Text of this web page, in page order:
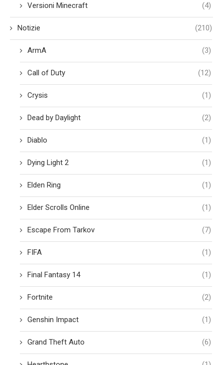
Versioni Minecraft (4)
Notizie (210)
ArmA (3)
Call of Duty (12)
Crysis (1)
Dead by Daylight (2)
Diablo (1)
Dying Light 2 (1)
Elden Ring (1)
Elder Scrolls Online (1)
Escape From Tarkov (7)
FIFA (1)
Final Fantasy 14 (1)
Fortnite (2)
Genshin Impact (1)
Grand Theft Auto (6)